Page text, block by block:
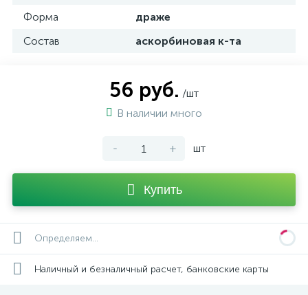
Форма
драже
Состав
аскорбиновая к-та
56 руб. /шт
В наличии много
- + шт
Купить
Определяем...
Наличный и безналичный расчет, банковские карты